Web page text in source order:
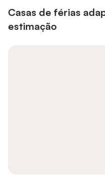
Casas de férias
estimação